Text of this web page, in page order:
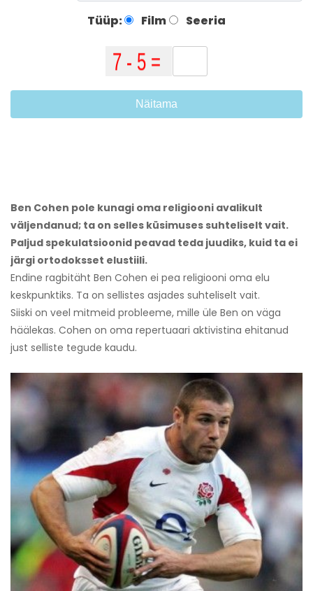
Tüüp: Film Seeria
Näitama
Ben Cohen pole kunagi oma religiooni avalikult
väljendanud; ta on selles küsimuses suhteliselt vait.
Paljud spekulatsioonid peavad teda juudiks, kuid ta ei
järgi ortodoksset elustiili.
Endine ragbitäht Ben Cohen ei pea religiooni oma elu
keskpunktiks. Ta on sellistes asjades suhteliselt vait.
Siiski on veel mitmeid probleeme, mille üle Ben on väga
häälekas. Cohen on oma repertuaari aktivistina ehitanud
just selliste tegude kaudu.